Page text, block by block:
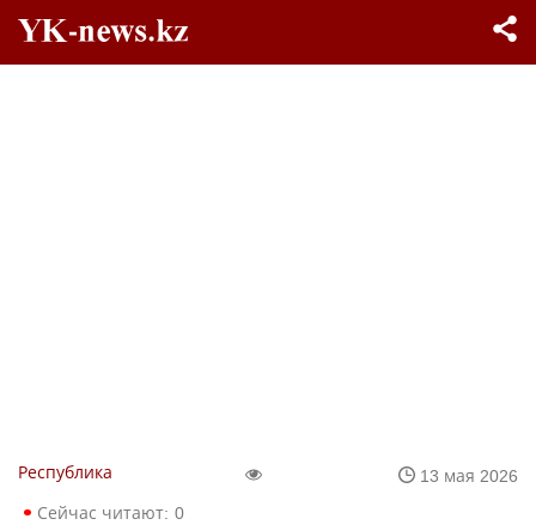
Республика
13 мая 2026
Сейчас читают: 0